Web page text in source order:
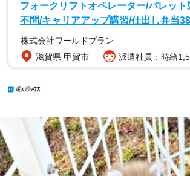
フォークリフトオペレーター/パレット
不問/キャリアアップ講習/仕出し弁当
株式会社ワールドプラン
滋賀県 甲賀市
派遣社員：時給